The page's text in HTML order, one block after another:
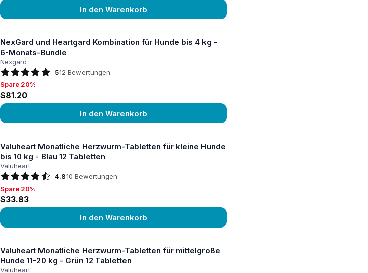
In den Warenkorb
NexGard und Heartgard Kombination für Hunde bis 4 kg -
6-Monats-Bundle
Nexgard
512 Bewertungen
Spare 20%, $81.20
Spare 20%
$81.20
In den Warenkorb
Valuheart Monatliche Herzwurm-Tabletten für kleine Hunde
bis 10 kg - Blau 12 Tabletten
Valuheart
4.810 Bewertungen
Spare 20%, $33.83
Spare 20%
$33.83
In den Warenkorb
Valuheart Monatliche Herzwurm-Tabletten für mittelgroße
Hunde 11-20 kg - Grün 12 Tabletten
Valuheart